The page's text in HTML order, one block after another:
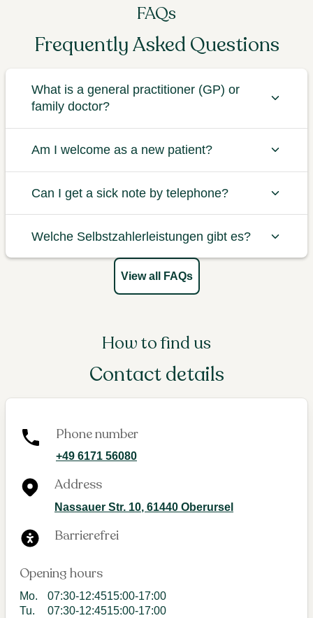
FAQs
Frequently Asked Questions
What is a general practitioner (GP) or
family doctor?
Am I welcome as a new patient?
Can I get a sick note by telephone?
Welche Selbstzahlerleistungen gibt es?
View all FAQs
How to find us
Contact details
Phone number
+49 6171 56080
Address
Nassauer Str. 10, 61440 Oberursel
Barrierefrei
Opening hours
Mo. 07:30-12:4515:00-17:00
Tu. 07:30-12:4515:00-17:00